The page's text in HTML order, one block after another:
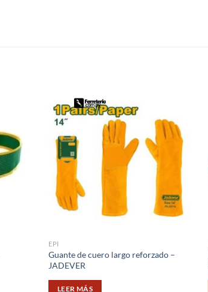
EPI
Guante de cuero largo reforzado –
JADEVER
LEER MÁS